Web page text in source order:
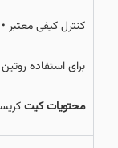
کنترل کیفی معتبر
برای استفاده
محتویات کیت